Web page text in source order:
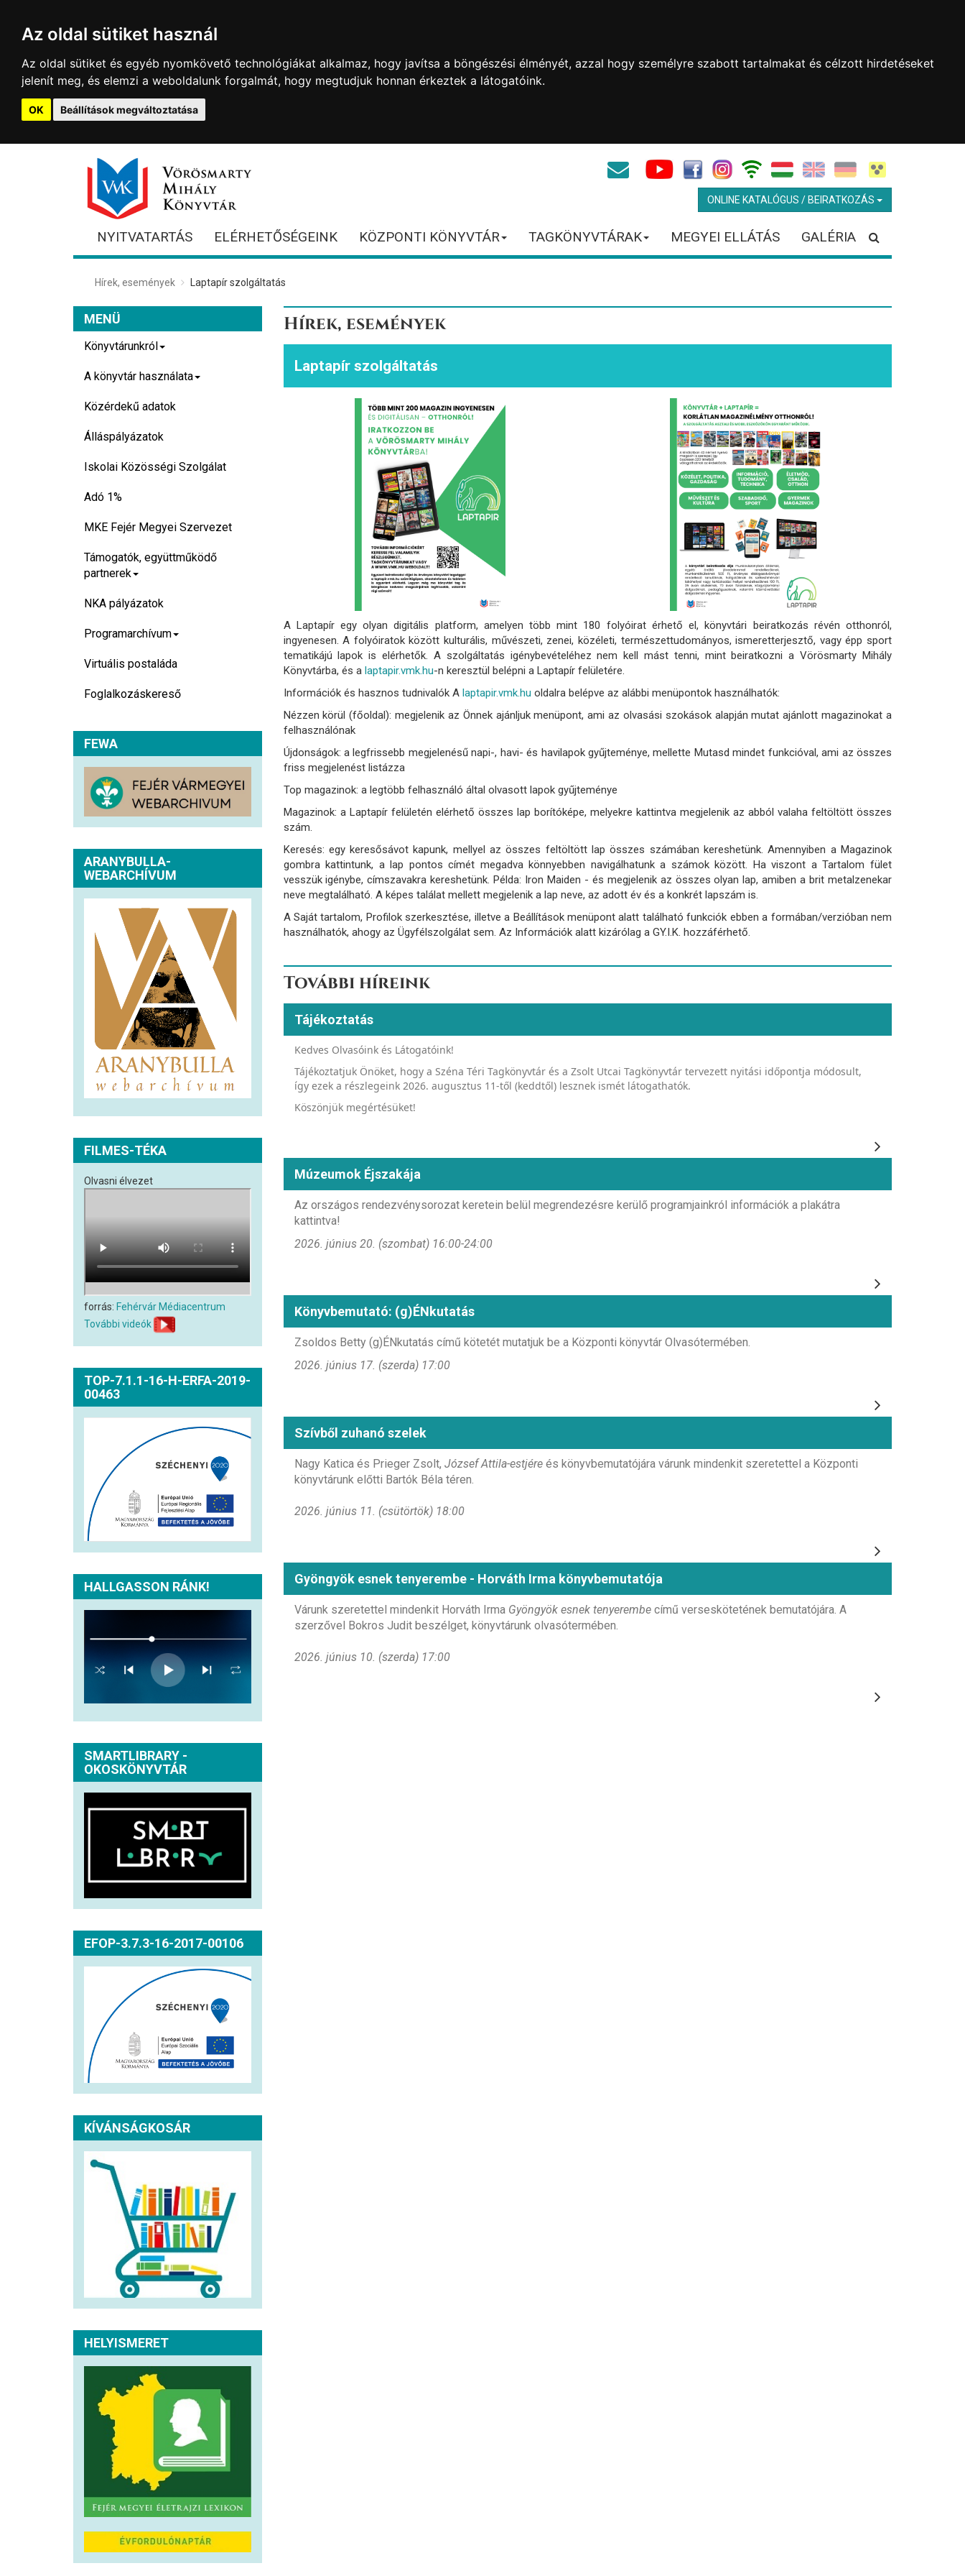
Az oldal sütiket használ
Az oldal sütiket és egyéb nyomkövető technológiákat alkalmaz, hogy javítsa a böngészési élményét, azzal hogy személyre szabott tartalmakat és célzott hirdetéseket
jelenít meg, és elemzi a weboldalunk forgalmát, hogy megtudjuk honnan érkeztek a látogatóink.
OK Beállítások megváltoztatása
ONLINE KATALÓGUS / BEIRATKOZÁS
NYITVATARTÁS ELÉRHETŐSÉGEINK KÖZPONTI KÖNYVTÁR TAGKÖNYVTÁRAK MEGYEI ELLÁTÁS GALÉRIA
Hírek, események Laptapír szolgáltatás
Hírek, események
Laptapír szolgáltatás
​A Laptapír egy olyan digitális platform, amelyen több mint 180 folyóirat érhető el, könyvtári beiratkozás révén otthonról,
ingyenesen. A folyóiratok között kulturális, művészeti, zenei, közéleti, természettudományos, ismeretterjesztő, vagy épp sport
tematikájú lapok is elérhetők. A szolgáltatás igénybevételéhez nem kell mást tenni, mint beiratkozni a Vörösmarty Mihály
Könyvtárba, és a laptapir.vmk.hu-n keresztül belépni a Laptapír felületére.
Információk és hasznos tudnivalók A laptapir.vmk.hu oldalra belépve az alábbi menüpontok használhatók:
Nézzen körül (főoldal): megjelenik az Önnek ajánljuk menüpont, ami az olvasási szokások alapján mutat ajánlott magazinokat a
felhasználónak
Újdonságok: a legfrissebb megjelenésű napi-, havi- és havilapok gyűjteménye, mellette Mutasd mindet funkcióval, ami az összes
friss megjelenést listázza
Top magazinok: a legtöbb felhasználó által olvasott lapok gyűjteménye
Magazinok: a Laptapír felületén elérhető összes lap borítóképe, melyekre kattintva megjelenik az abból valaha feltöltött összes
szám.
Keresés: egy keresősávot kapunk, mellyel az összes feltöltött lap összes számában kereshetünk. Amennyiben a Magazinok
gombra kattintunk, a lap pontos címét megadva könnyebben navigálhatunk a számok között. Ha viszont a Tartalom fület
vesszük igénybe, címszavakra kereshetünk. Példa: Iron Maiden - és megjelenik az összes olyan lap, amiben a brit metalzenekar
neve megtalálható. A képes találat mellett megjelenik a lap neve, az adott év és a konkrét lapszám is.
A Saját tartalom, Profilok szerkesztése, illetve a Beállítások menüpont alatt található funkciók ebben a formában/verzióban nem
használhatók, ahogy az Ügyfélszolgálat sem. Az Információk alatt kizárólag a GY.I.K. hozzáférhető.
További híreink
Tájékoztatás
Kedves Olvasóink és Látogatóink!
Tájékoztatjuk Önöket, hogy a Széna Téri Tagkönyvtár és a Zsolt Utcai Tagkönyvtár tervezett nyitási időpontja módosult,
így ezek a részlegeink 2026. augusztus 11-től (keddtől) lesznek ismét látogathatók.
Köszönjük megértésüket!
Múzeumok Éjszakája
Az országos rendezvénysorozat keretein belül megrendezésre kerülő programjainkról információk a plakátra
kattintva!
2026. június 20. (szombat) 16:00-24:00
Könyvbemutató: (g)ÉNkutatás
Zsoldos Betty (g)ÉNkutatás című kötetét mutatjuk be a Központi könyvtár Olvasótermében.
2026. június 17. (szerda) 17:00
Szívből zuhanó szelek
Nagy Katica és Prieger Zsolt, József Attila-estjéreés könyvbemutatójára várunk mindenkit szeretettel a Központi
könyvtárunk előtti Bartók Béla téren.
2026. június 11. (csütörtök) 18:00
Gyöngyök esnek tenyerembe - Horváth Irma könyvbemutatója
Várunk szeretettel mindenkit Horváth Irma Gyöngyök esnek tenyerembecímű verseskötetének bemutatójára. A
szerzővel Bokros Judit beszélget, könyvtárunk olvasótermében.
2026. június 10. (szerda) 17:00
MENÜ
Könyvtárunkról
A könyvtár használata
Közérdekű adatok
Álláspályázatok
Iskolai Közösségi Szolgálat
Adó 1%
MKE Fejér Megyei Szervezet
Támogatók, együttműködő
partnerek
NKA pályázatok
Programarchívum
Virtuális postaláda
Foglalkozáskereső
FEWA
ARANYBULLA-
WEBARCHÍVUM
FILMES-TÉKA
Olvasni élvezet
forrás: Fehérvár Médiacentrum
További videók
TOP-7.1.1-16-H-ERFA-2019-
00463
HALLGASSON RÁNK!
SMARTLIBRARY -
OKOSKÖNYVTÁR
EFOP-3.7.3-16-2017-00106
KÍVÁNSÁGKOSÁR
HELYISMERET